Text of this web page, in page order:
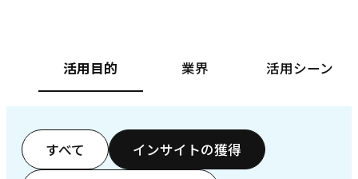
活用目的 業界 活用シーン
すべて インサイトの獲得